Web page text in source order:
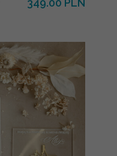
349.00 PLN